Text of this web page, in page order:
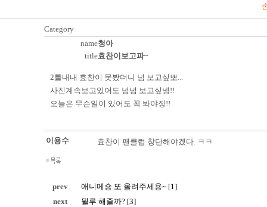
Category
name청아
title효찬이보고파~
2틀내내 효찬이 못봤더니 넘 보고싶뽀...
사진계속보고있어도 넘넘 보고싶넹!!
오늘은 무슨일이 있어도 꼭 봐야징!!
이용수 효찬이 팬클럽 창단해야겠다. ㅋㅋ
prev
애니메숑 또 올려주세용~ [1]
next
뭘루 해줄까? [3]